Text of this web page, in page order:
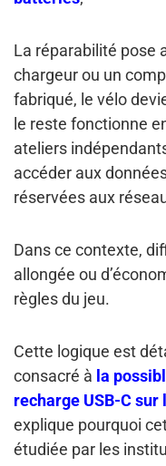
La réparabilité pose
chargeur ou un
fabriqué, le vélo
le reste fonctionne
ateliers
accéder aux
réservées aux
Dans ce contexte,
allongée ou
règles du jeu.
Cette logique est
consacré à la
recharge USB-C
explique pourquoi
étudiée par les